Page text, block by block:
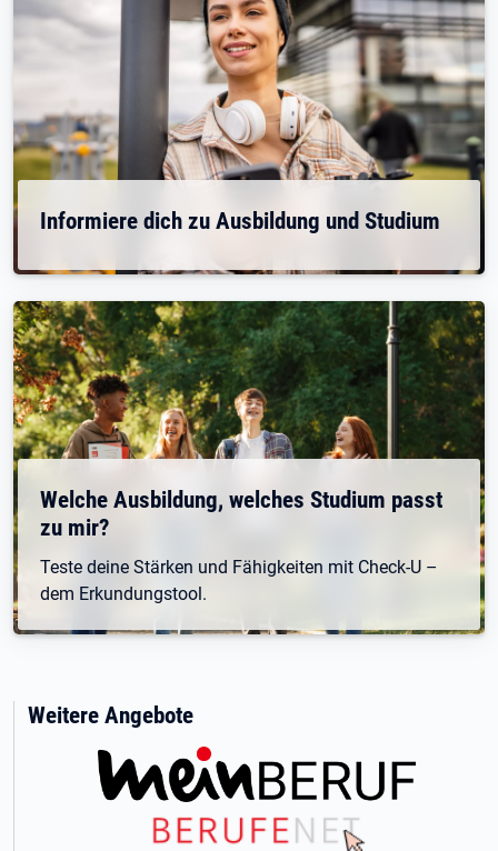
Informiere dich zu Ausbildung und Studium
Welche Ausbildung, welches Studium passt
zu mir?
Teste deine Stärken und Fähigkeiten mit Check-U –
dem Erkundungstool.
Weitere Angebote